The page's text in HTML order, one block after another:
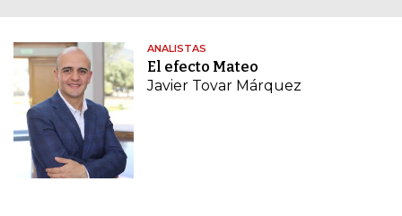
ANALISTAS
El efecto Mateo
Javier Tovar Márquez